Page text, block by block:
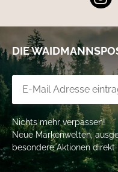
DIE
Nichts mehr verpassen!
Neue Markenwelten,
besondere Aktionen direkt